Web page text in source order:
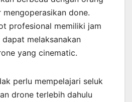
done.
profesional memiliki jam
melaksanakan
yang cinematic.
perlu mempelajari seluk
drone terlebih dahulu